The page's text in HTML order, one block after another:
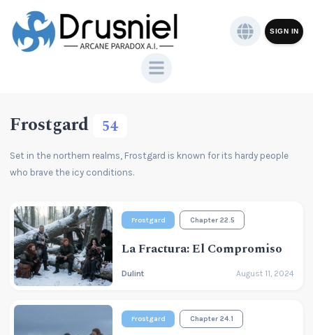
SIGN IN
Frostgard 54
Set in the northern realms, Frostgard is known for its hardy people
who brave the icy conditions.
Frostgard Chapter 22.5
La Fractura: El Compromiso
Dulint August 11, 2024
Frostgard Chapter 24.1